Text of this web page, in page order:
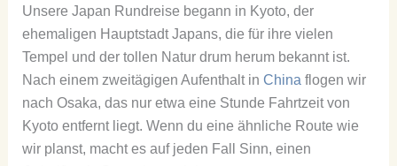
Unsere Japan Rundreise begann in Kyoto, der
ehemaligen Hauptstadt Japans, die für ihre vielen
Tempel und der tollen Natur drum herum bekannt ist.
Nach einem zweitägigen Aufenthalt in China flogen wir
nach Osaka, das nur etwa eine Stunde Fahrtzeit von
Kyoto entfernt liegt. Wenn du eine ähnliche Route wie
wir planst, macht es auf jeden Fall Sinn, einen